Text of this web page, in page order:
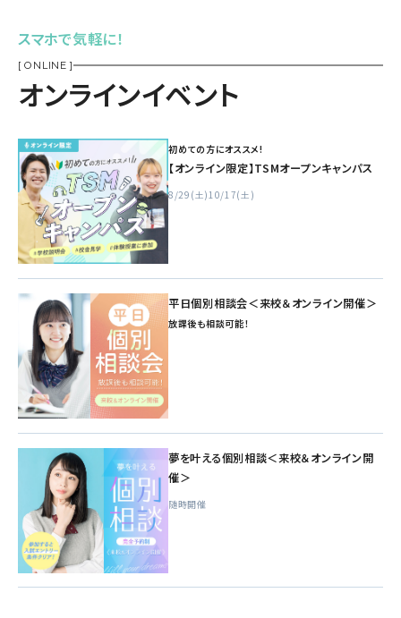
スマホで気軽に！
[ ONLINE ]
オンラインイベント
初めての方にオススメ!
【オンライン限定】TSMオープンキャンパス
8/29(土) 10/17(土)
平日個別相談会＜来校＆オンライン開催＞
放課後も相談可能！
夢を叶える個別相談＜来校＆オンライン開
催＞
随時開催